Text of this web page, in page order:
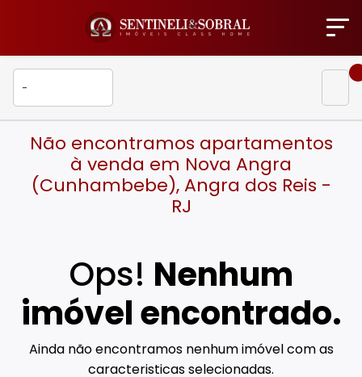
Não encontramos apartamentos
à venda em Nova Angra
(Cunhambebe), Angra dos Reis -
RJ
Ops! Nenhum
imóvel encontrado.
Ainda não encontramos nenhum imóvel com as
caracteristicas selecionadas.